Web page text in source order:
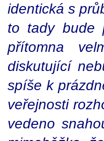
identická s
to tady bude
přítomna
diskutující
spíše k
veřejnosti
vedeno